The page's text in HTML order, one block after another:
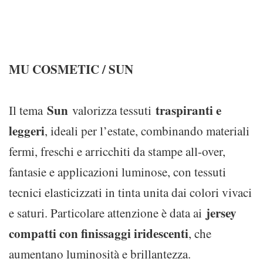
MU COSMETIC / SUN
Il tema Sun valorizza tessuti traspiranti e
leggeri, ideali per l’estate, combinando materiali
fermi, freschi e arricchiti da stampe all-over,
fantasie e applicazioni luminose, con tessuti
tecnici elasticizzati in tinta unita dai colori vivaci
e saturi. Particolare attenzione è data ai jersey
compatti con finissaggi iridescenti, che
aumentano luminosità e brillantezza.